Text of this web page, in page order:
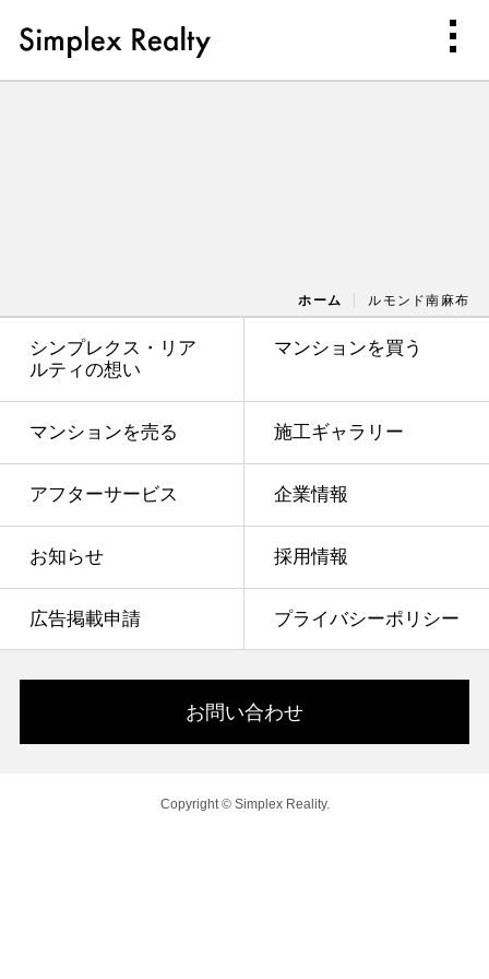
ホーム ルモンド南麻布
シンプレクス・リア
ルティの想い
マンションを買う
マンションを売る 施工ギャラリー
アフターサービス 企業情報
お知らせ 採用情報
広告掲載申請 プライバシーポリシー
お問い合わせ
Copyright © Simplex Reality.